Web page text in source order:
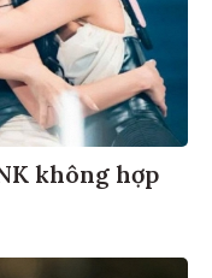
không hợp